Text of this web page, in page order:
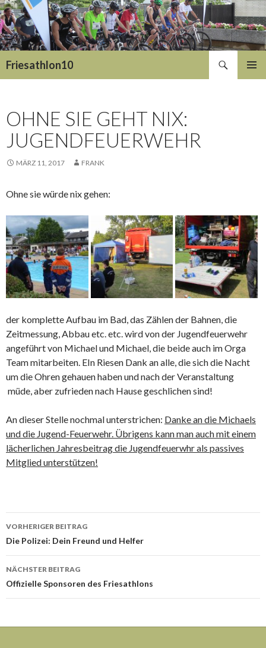
Friesathlon10
OHNE SIE GEHT NIX:
JUGENDFEUERWEHR
MÄRZ 11, 2017 FRANK
Ohne sie würde nix gehen:
der komplette Aufbau im Bad, das Zählen der Bahnen, die
Zeitmessung, Abbau etc. etc. wird von der Jugendfeuerwehr
angeführt von Michael und Michael, die beide auch im Orga
Team mitarbeiten. EIn Riesen Dank an alle, die sich die Nacht
um die Ohren gehauen haben und nach der Veranstaltung
müde, aber zufrieden nach Hause geschlichen sind!
An dieser Stelle nochmal unterstrichen: Danke an die Michaels
und die Jugend-Feuerwehr. Übrigens kann man auch mit einem
lächerlichen Jahresbeitrag die Jugendfeuerwhr als passives
Mitglied unterstützen!
Beitrags-
Navigation
VORHERIGER BEITRAG
Die Polizei: Dein Freund und Helfer
NÄCHSTER BEITRAG
Offizielle Sponsoren des Friesathlons